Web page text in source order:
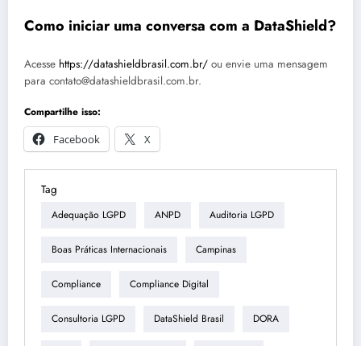
Como iniciar uma conversa com a DataShield?
Acesse https://datashieldbrasil.com.br/ ou envie uma mensagem
para contato@datashieldbrasil.com.br.
Compartilhe isso:
Facebook
X
Tag
Adequação LGPD ANPD Auditoria LGPD
Boas Práticas Internacionais Campinas
Compliance Compliance Digital
Consultoria LGPD DataShield Brasil DORA